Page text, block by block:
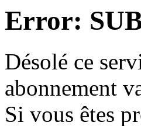
Error:
Désolé ce
abonnement
Si vous êtes